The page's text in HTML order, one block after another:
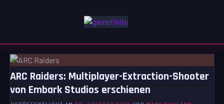
ARC Raiders: Multiplayer-Extraction-Shooter
von Embark Studios erschienen